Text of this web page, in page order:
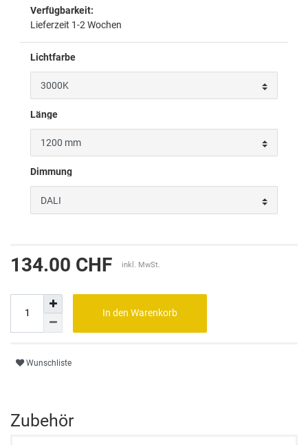
Verfügbarkeit:
Lieferzeit 1-2 Wochen
Lichtfarbe
Länge
Dimmung
134.00 CHF inkl. MwSt.
In den Warenkorb
Wunschliste
Zubehör